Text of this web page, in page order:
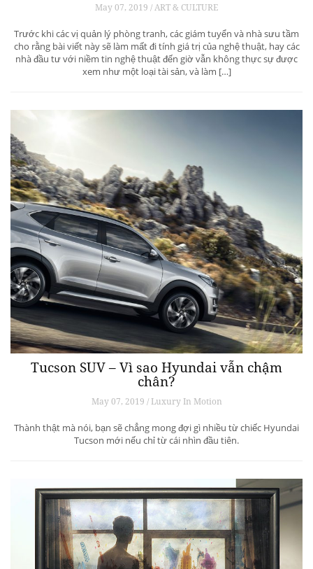
May 07, 2019 / ART & CULTURE
Trước khi các vị quản lý phòng tranh, các giám tuyển và nhà sưu tầm
cho rằng bài viết này sẽ làm mất đi tính giá trị của nghệ thuật, hay các
nhà đầu tư với niềm tin nghệ thuật đến giờ vẫn không thực sự được
xem như một loại tài sản, và làm […]
Tucson SUV – Vì sao Hyundai vẫn chậm
chân?
May 07, 2019 / Luxury In Motion
Thành thật mà nói, bạn sẽ chẳng mong đợi gì nhiều từ chiếc Hyundai
Tucson mới nếu chỉ từ cái nhìn đầu tiên.